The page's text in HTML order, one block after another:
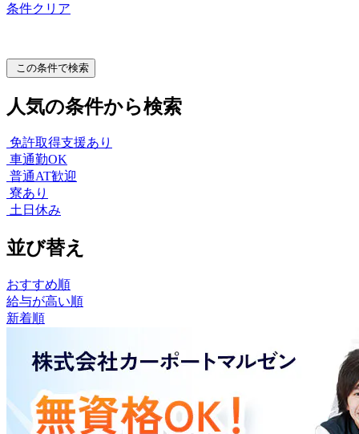
条件クリア
この条件で検索
人気の条件から検索
免許取得支援あり
車通勤OK
普通AT歓迎
寮あり
土日休み
並び替え
おすすめ順
給与が高い順
新着順